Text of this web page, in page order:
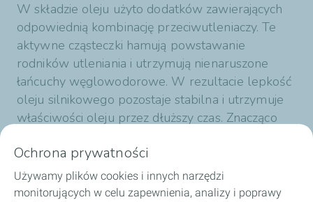
W składzie oleju użyto dodatków zawierających
odpowiednią kombinację przeciwutleniaczy. Te
aktywne cząsteczki hamują powstawanie
rodników utleniania i utrzymują nienaruszone
łańcuchy węglowodorowe. W rezultacie lepkość
oleju silnikowego pozostaje stabilna i utrzymuje
właściwości oleju przez dłuższy czas. Znacząco
czystość, zużycie paliwa oraz ochronę układu
oczyszczania spalin.
Ochrona prywatności
Używamy plików cookies i innych narzędzi
monitorujących w celu zapewnienia, analizy i poprawy